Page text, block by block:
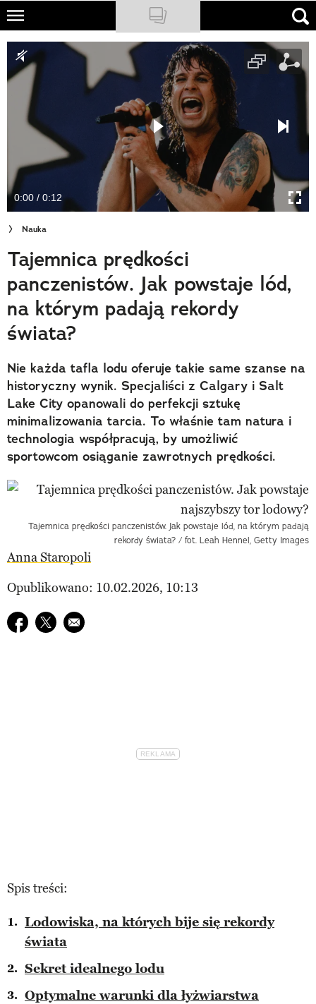
Skip
main
content
NATIONAL GEOGRAPHIC
TRAVELER
PODCASTY
Newsletter
Cuda Polski
Wielki Konkurs Fotograficzny
Trendbook Podróżniczy
Polecane
0:00 / 0:12
Nauka
Tajemnica prędkości
panczenistów. Jak powstaje lód,
na którym padają rekordy
świata?
Nie każda tafla lodu oferuje takie same szanse na
historyczny wynik. Specjaliści z Calgary i Salt
Lake City opanowali do perfekcji sztukę
minimalizowania tarcia. To właśnie tam natura i
technologia współpracują, by umożliwić
sportowcom osiąganie zawrotnych prędkości.
Tajemnica prędkości panczenistów. Jak powstaje lód, na którym padają
rekordy świata? / fot. Leah Hennel, Getty Images
Anna Staropoli
Opublikowano: 10.02.2026, 10:13
Udostępnij na facebook
Udostępnij na twitter
E-mail do przyjaciela
Spis treści:
Lodowiska, na których bije się rekordy
świata
Sekret idealnego lodu
Optymalne warunki dla łyżwiarstwa